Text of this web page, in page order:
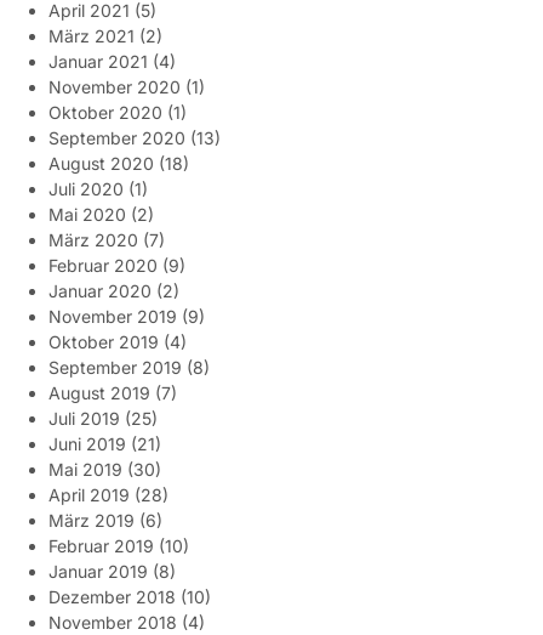
April 2021 (5)
März 2021 (2)
Januar 2021 (4)
November 2020 (1)
Oktober 2020 (1)
September 2020 (13)
August 2020 (18)
Juli 2020 (1)
Mai 2020 (2)
März 2020 (7)
Februar 2020 (9)
Januar 2020 (2)
November 2019 (9)
Oktober 2019 (4)
September 2019 (8)
August 2019 (7)
Juli 2019 (25)
Juni 2019 (21)
Mai 2019 (30)
April 2019 (28)
März 2019 (6)
Februar 2019 (10)
Januar 2019 (8)
Dezember 2018 (10)
November 2018 (4)